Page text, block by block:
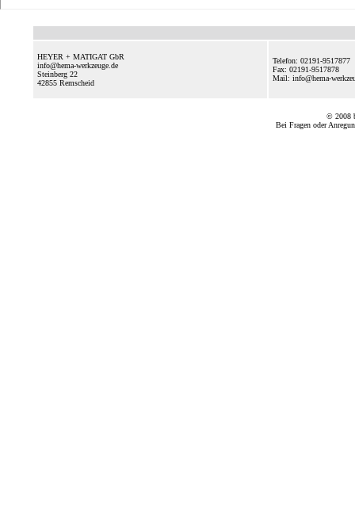
HEYER + MATIGAT GbR
info@hema-werkzeuge.de
Steinberg 22
42855 Remscheid
Telefon: 02191-9517877
Fax: 02191-9517878
Mail: info@hema-
© 2008
Bei Fragen oder